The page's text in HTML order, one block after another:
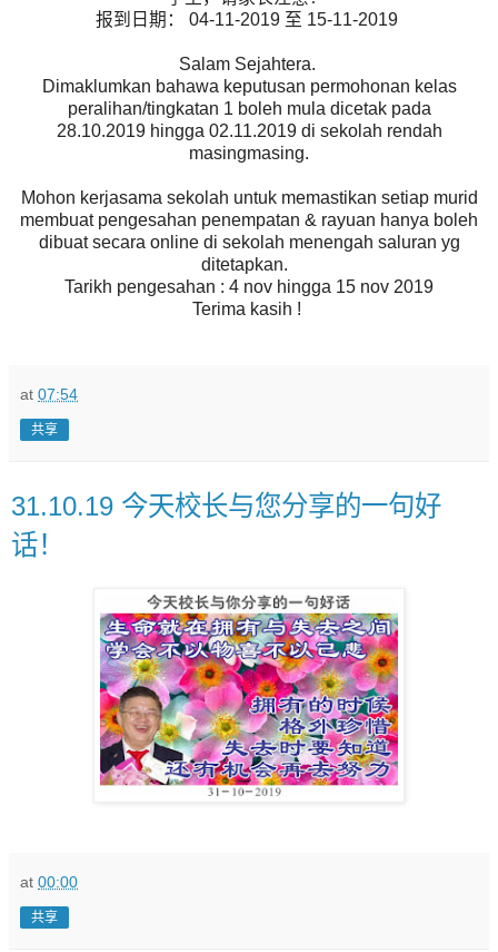
报到日期： 04-11-2019 至 15-11-2019
Salam Sejahtera.
Dimaklumkan bahawa keputusan permohonan kelas
peralihan/tingkatan 1 boleh mula dicetak pada
28.10.2019 hingga 02.11.2019 di sekolah rendah
masingmasing.
Mohon kerjasama sekolah untuk memastikan setiap murid
membuat pengesahan penempatan & rayuan hanya boleh
dibuat secara online di sekolah menengah saluran yg
ditetapkan.
Tarikh pengesahan : 4 nov hingga 15 nov 2019
Terima kasih !
at 07:54
共享
31.10.19 今天校长与您分享的一句好
话！
at 00:00
共享